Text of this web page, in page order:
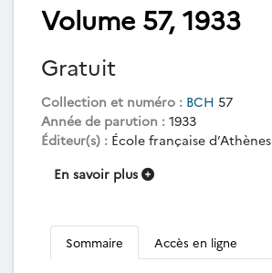
Volume 57, 1933
Gratuit
Collection et numéro : BCH 57
Année de parution : 1933
Éditeur(s) : École française d’Athènes
En savoir plus
Sommaire Accès en ligne